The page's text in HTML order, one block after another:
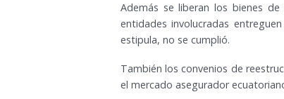
Además se liberan los bienes
entidades involucradas
estipula, no se cumplió.
También los convenios de
el mercado asegurador